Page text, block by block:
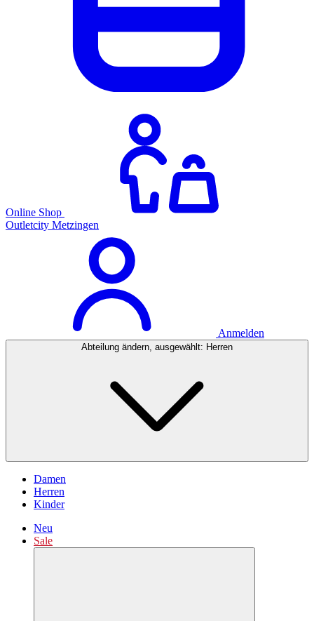
Online Shop
Outletcity Metzingen
Anmelden
Abteilung ändern, ausgewählt: Herren
Damen
Herren
Kinder
Neu
Sale